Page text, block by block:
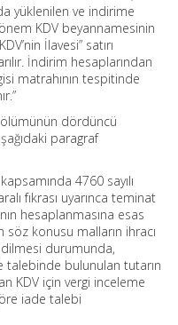
yüklenilen ve indirime
KDV beyannamesinin
İlavesi” satırı
İndirim hesaplarından
matrahının tespitinde
dördüncü
paragraf
4760 sayılı
fıkrası uyarınca teminat
hesaplanmasına esas
söz konusu malların ihracı
durumunda,
talebinde bulunulan tutarın
KDV için vergi inceleme
iade talebi